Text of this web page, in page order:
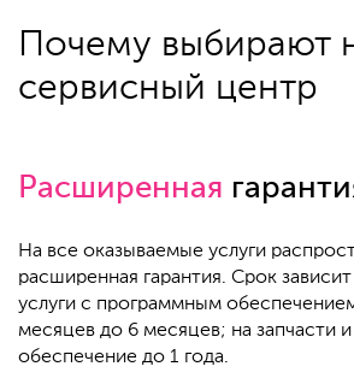
Почему выбирают
сервисный центр
Расширенная
На все оказываемые услуги
расширенная гарантия. Срок зависит
услуги с программным
месяцев до 6 месяцев; на запчасти
обеспечение до 1 года.